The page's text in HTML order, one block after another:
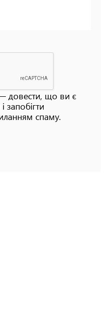
довести, що ви є
запобігти
спаму.